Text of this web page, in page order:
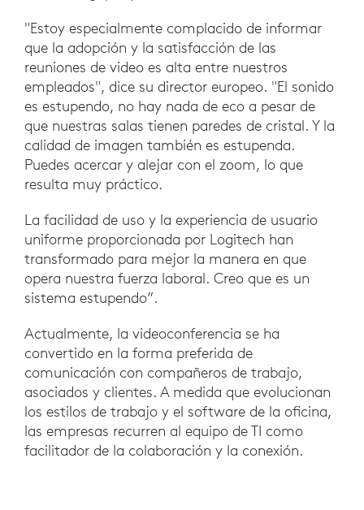
"Estoy especialmente complacido de informar
que la adopción y la satisfacción de las
reuniones de video es alta entre nuestros
empleados", dice su director europeo. "El sonido
es estupendo, no hay nada de eco a pesar de
que nuestras salas tienen paredes de cristal. Y la
calidad de imagen también es estupenda.
Puedes acercar y alejar con el zoom, lo que
resulta muy práctico.
La facilidad de uso y la experiencia de usuario
uniforme proporcionada por Logitech han
transformado para mejor la manera en que
opera nuestra fuerza laboral. Creo que es un
sistema estupendo”.
Actualmente, la videoconferencia se ha
convertido en la forma preferida de
comunicación con compañeros de trabajo,
asociados y clientes. A medida que evolucionan
los estilos de trabajo y el software de la oficina,
las empresas recurren al equipo de TI como
facilitador de la colaboración y la conexión.